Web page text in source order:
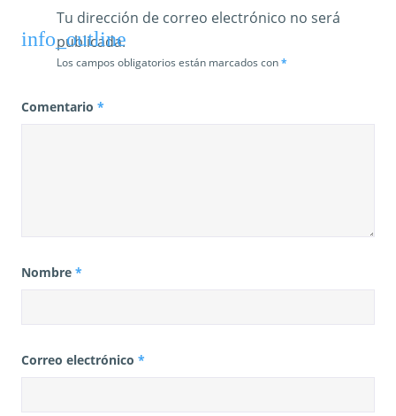
Tu dirección de correo electrónico no será
publicada.
Los campos obligatorios están marcados con*
Comentario *
Nombre *
Correo electrónico *